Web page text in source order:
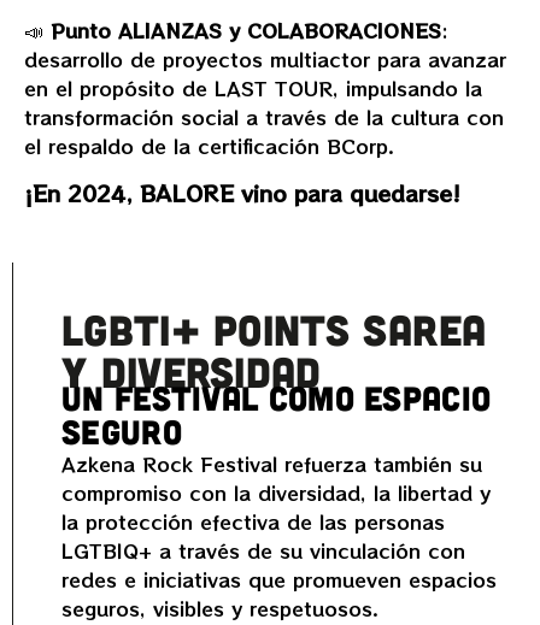
📣 Punto ALIANZAS y COLABORACIONES:
desarrollo de proyectos multiactor para avanzar
en el propósito de LAST TOUR, impulsando la
transformación social a través de la cultura con
el respaldo de la certificación BCorp.
¡En 2024, BALORE vino para quedarse!
LGBTI+ Points Sarea
y diversidad
un festival como espacio
seguro
Azkena Rock Festival refuerza también su
compromiso con la diversidad, la libertad y
la protección efectiva de las personas
LGTBIQ+ a través de su vinculación con
redes e iniciativas que promueven espacios
seguros, visibles y respetuosos.